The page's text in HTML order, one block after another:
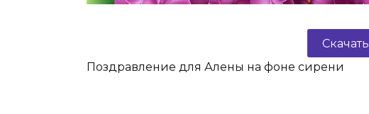
Скачать
Поздравление для Алены на фоне сирени